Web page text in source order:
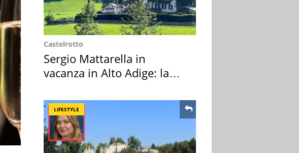
Castelrotto
Sergio Mattarella in
vacanza in Alto Adige: la
LIFESTYLE